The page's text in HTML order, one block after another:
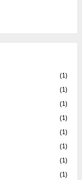
(1)
(1)
(1)
(1)
(1)
(1)
(1)
(1)